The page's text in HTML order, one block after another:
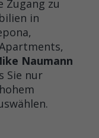
Zugang zu
in
Naumann
Sie nur